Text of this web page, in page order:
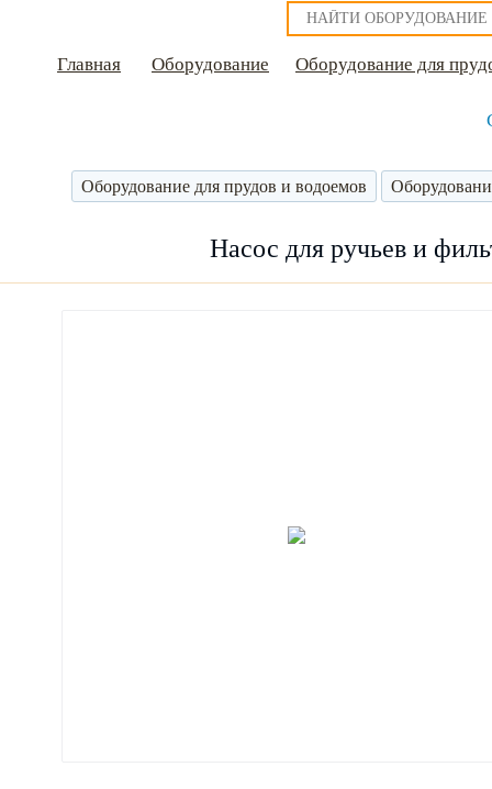
Главная Оборудование Оборудование для
Оборудование для прудов и водоемов
Насос для ручьев и